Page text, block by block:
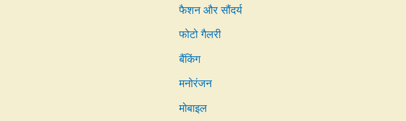
फैशन और सौंदर्य
फोटो गैलरी
बैंकिंग
मनोरंजन
मोबाइल